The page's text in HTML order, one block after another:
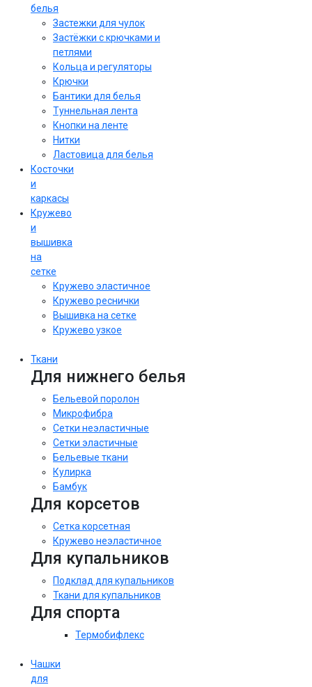
белья
Застежки для чулок
Застёжки с крючками и
петлями
Кольца и регуляторы
Крючки
Бантики для белья
Туннельная лента
Кнопки на ленте
Нитки
Ластовица для белья
Косточки
и
каркасы
Кружево
и
вышивка
на
сетке
Кружево эластичное
Кружево реснички
Вышивка на сетке
Кружево узкое
Ткани
Для нижнего белья
Бельевой поролон
Микрофибра
Сетки неэластичные
Сетки эластичные
Бельевые ткани
Кулирка
Бамбук
Для корсетов
Сетка корсетная
Кружево неэластичное
Для купальников
Подклад для купальников
Ткани для купальников
Для спорта
Термобифлекс
Чашки
для